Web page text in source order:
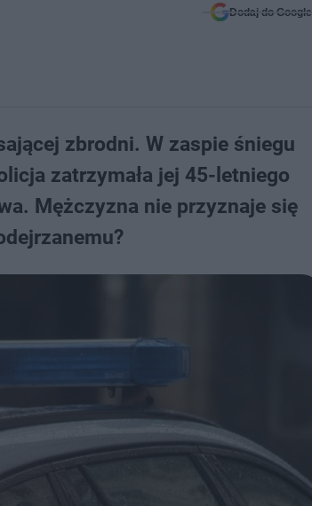
Dodaj do Google
zbrodni. W zaspie śniegu
zatrzymała jej 45-letniego
Mężczyzna nie przyznaje się